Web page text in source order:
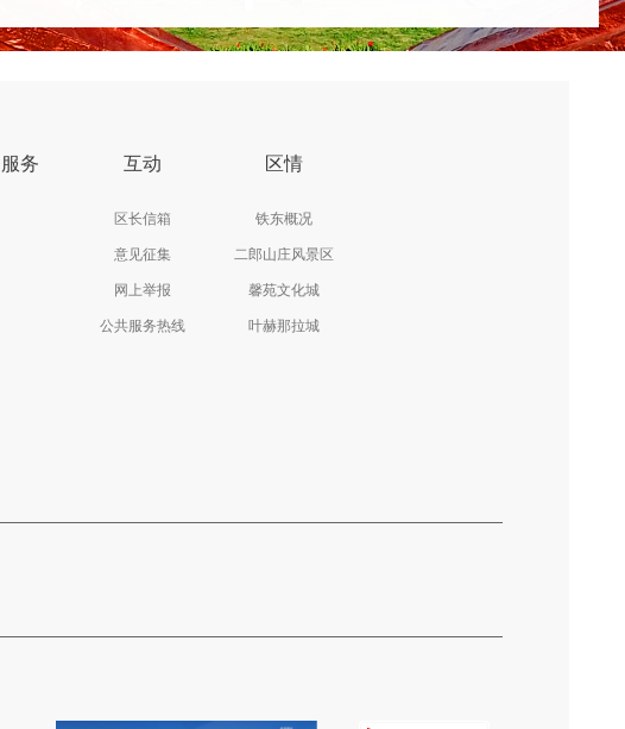
务 互动
区长信箱
意见征集
网上举报
公共服务热线
区情
铁东概况
二郎山庄风景区
馨苑文化城
叶赫那拉城